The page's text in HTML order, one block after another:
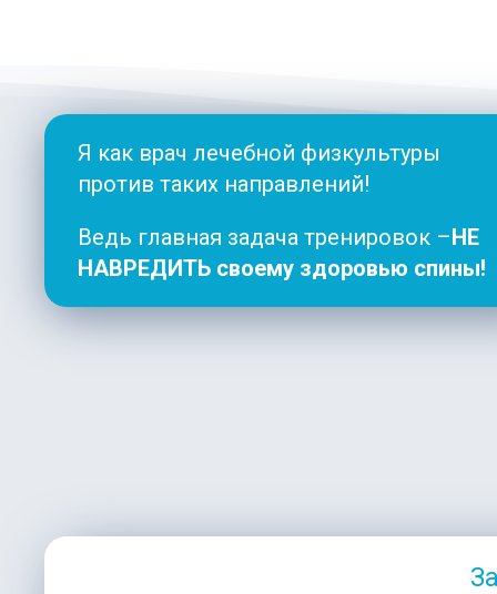
Я как врач лечебной физкультуры
против таких направлений!
Ведь главная задача тренировок –НЕ
НАВРЕДИТЬ своему здоровью спины!